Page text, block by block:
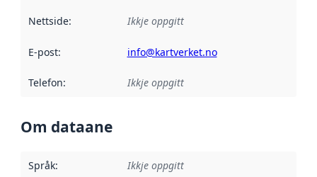
Nettside: Ikkje oppgitt
E-post: info@kartverket.no
Telefon: Ikkje oppgitt
Om dataane
Språk: Ikkje oppgitt